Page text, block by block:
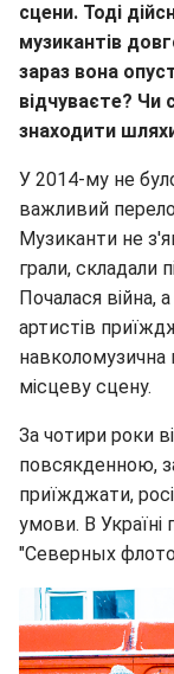
сцени. Тоді
музикантів
зараз вона
відчуваєте?
знаходити
У 2014-му не
важливий
Музиканти не
грали, складали
Почалася війна,
артистів
навколомузична
місцеву сцену.
За чотири роки
повсякденною,
приїжджати,
умови. В
"Северных